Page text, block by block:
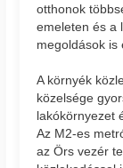
otthonok
emeleten és a
megoldások is
A környék
közelsége
lakókörnyezet
Az M2-es
az Örs vezér